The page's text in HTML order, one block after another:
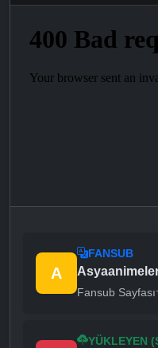
A
FANSUB
Fansub Sayfası
YÜKLEYEN